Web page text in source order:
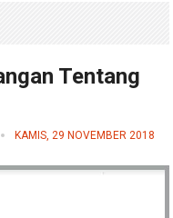
Tentang
KAMIS, 29 NOVEMBER 2018